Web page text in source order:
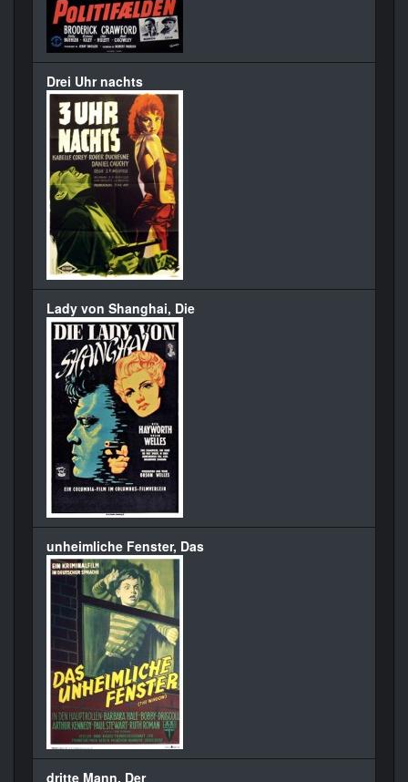
Drei Uhr nachts
Lady von Shanghai, Die
unheimliche Fenster, Das
dritte Mann, Der